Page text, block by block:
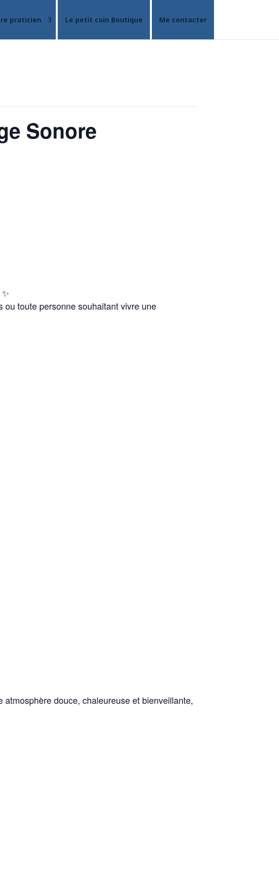
praticien Le petit coin Boutique Me contacter
Sonore
toute personne souhaitant vivre une
douce, chaleureuse et bienveillante,